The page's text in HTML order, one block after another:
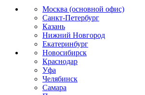
Москва (основной офис)
Санкт-Петербург
Казань
Нижний Новгород
Екатеринбург
Новосибирск
Краснодар
Уфа
Челябинск
Самара